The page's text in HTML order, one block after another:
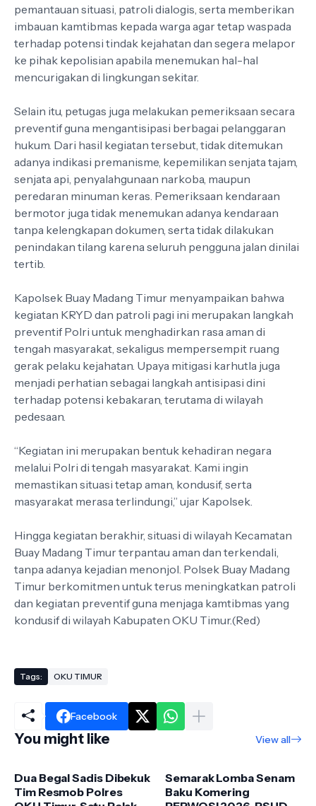
pemantauan situasi, patroli dialogis, serta memberikan
imbauan kamtibmas kepada warga agar tetap waspada
terhadap potensi tindak kejahatan dan segera melapor
ke pihak kepolisian apabila menemukan hal-hal
mencurigakan di lingkungan sekitar.
Selain itu, petugas juga melakukan pemeriksaan secara
preventif guna mengantisipasi berbagai pelanggaran
hukum. Dari hasil kegiatan tersebut, tidak ditemukan
adanya indikasi premanisme, kepemilikan senjata tajam,
senjata api, penyalahgunaan narkoba, maupun
peredaran minuman keras. Pemeriksaan kendaraan
bermotor juga tidak menemukan adanya kendaraan
tanpa kelengkapan dokumen, serta tidak dilakukan
penindakan tilang karena seluruh pengguna jalan dinilai
tertib.
Kapolsek Buay Madang Timur menyampaikan bahwa
kegiatan KRYD dan patroli pagi ini merupakan langkah
preventif Polri untuk menghadirkan rasa aman di
tengah masyarakat, sekaligus mempersempit ruang
gerak pelaku kejahatan. Upaya mitigasi karhutla juga
menjadi perhatian sebagai langkah antisipasi dini
terhadap potensi kebakaran, terutama di wilayah
pedesaan.
“Kegiatan ini merupakan bentuk kehadiran negara
melalui Polri di tengah masyarakat. Kami ingin
memastikan situasi tetap aman, kondusif, serta
masyarakat merasa terlindungi,” ujar Kapolsek.
Hingga kegiatan berakhir, situasi di wilayah Kecamatan
Buay Madang Timur terpantau aman dan terkendali,
tanpa adanya kejadian menonjol. Polsek Buay Madang
Timur berkomitmen untuk terus meningkatkan patroli
dan kegiatan preventif guna menjaga kamtibmas yang
kondusif di wilayah Kabupaten OKU Timur.(Red)
Tags: OKU TIMUR
Facebook
You might like View all
Dua Begal Sadis Dibekuk
Tim Resmob Polres
Semarak Lomba Senam
Baku Komering